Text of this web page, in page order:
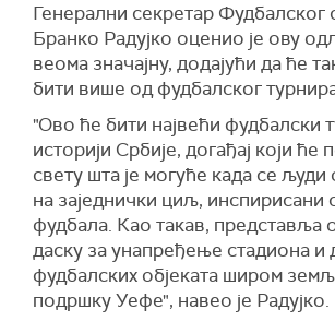
Генерални секретар Фудбалског
Бранко Радујко оценио је ову
веома значајну, додајући да ће
бити више од фудбалског
"Ово ће бити највећи фудбалски
историји Србије, догађај који ће
свету шта је могуће када се људи
на заједнички циљ, инспирисани
фудбала. Као такав, представља
даску за унапређење стадиона и
фудбалских објеката широм
подршку Уефе", навео је Радујко.